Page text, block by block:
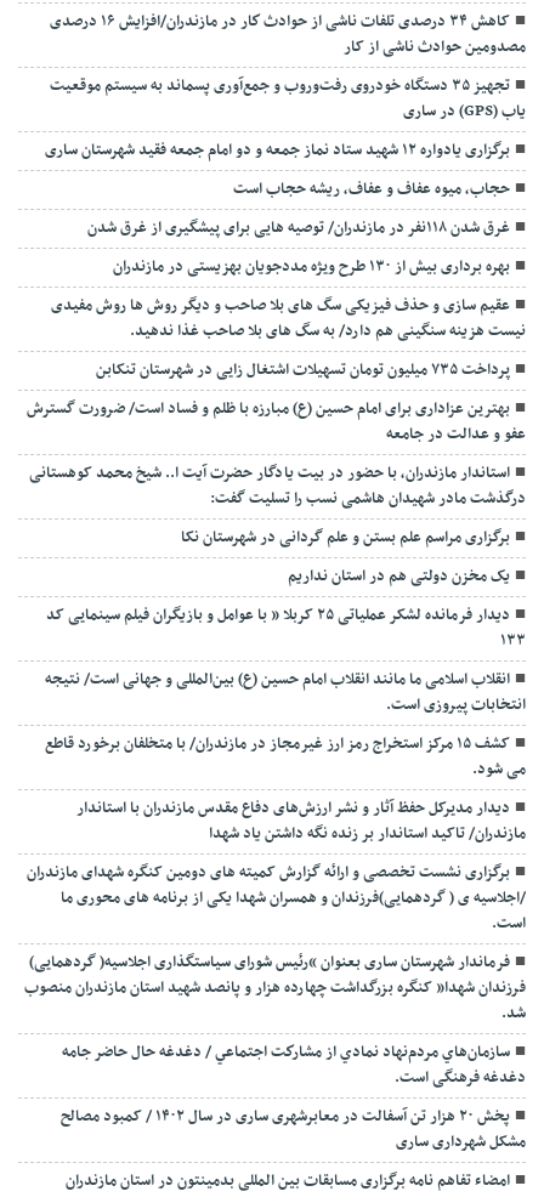
کاهش ۳۴ درصدی تلفات ناشی از حوادث كار در مازندران/افزایش ۱۶ درصدی
مصدومین حوادث ناشی از کار
تجهیز ۳۵ دستگاه خودروی رفت‌وروب و جمع‌آوری پسماند به سیستم موقعیت
یاب (GPS) در ساری
برگزاری یادواره ۱۲ شهید ستاد نماز جمعه و دو امام جمعه فقید شهرستان ساری
حجاب، میوه عفاف و عفاف، ریشه حجاب است
غرق شدن ۱۱۸نفر در مازندران/ توصيه هايی برای پيشگيری از غرق شدن
بهره برداری بیش از ۱۳۰ طرح ویژه مددجویان بهزیستی در مازندران
عقیم سازی و حذف فیزیکی سگ های بلا صاحب و دیگر روش ها روش مفیدی
نیست هزینه سنگینی هم دارد/ به سگ های بلا صاحب غذا ندهید.
پرداخت ۷۳۵ میلیون تومان تسهیلات اشتغال زایی در شهرستان تنکابن
بهترین عزاداری برای امام حسین (ع) مبارزه با ظلم و فساد است/ ضرورت گسترش
عفو و عدالت در جامعه
استاندار مازندران، با حضور در بیت یادگار حضرت آیت ا.. شیخ محمد کوهستانی
درگذشت مادر شهیدان هاشمی نسب را تسلیت گفت:
برگزاری مراسم علم بستن و علم گردانی در شهرستان نکا
یک مخزن دولتی هم در استان نداریم
دیدار فرمانده لشکر عملیاتی ۲۵ کربلا ” با عوامل و بازیگران فیلم سینمایی کد
۱۳۳
انقلاب اسلامی ما مانند انقلاب امام حسین (ع) بین‌المللی و جهانی است/ نتیجه
انتخابات پیروزی است.
کشف ۱۵ مرکز استخراج رمز ارز غیرمجاز در مازندران/ با متخلفان برخورد قاطع
می شود.
دیدار مدیرکل حفظ آثار و نشر ارزش‌های دفاع مقدس مازندران با استاندار
مازندران/ تاکید استاندار بر زنده نگه داشتن یاد شهدا
برگزاری نشست تخصصی و ارائه گزارش کمیته های دومین کنگره شهدای مازندران
/اجلاسیه ی ( گردهمایی)فرزندان و همسران شهدا یکی از برنامه های محوری ما
است.
فرماندار شهرستان ساری بعنوان “رئیس شورای سیاستگذاری اجلاسیه( گردهمایی)
فرزندان شهدا” کنگره بزرگداشت چهارده هزار و پانصد شهید استان مازندران منصوب
شد.
سازمان‌هاي مردم‌نهاد نمادي از مشاركت اجتماعي / دغدغه حال حاضر جامه
دغدغه فرهنگی است.
پخش ۲۰ هزار تن آسفالت در معابرشهری ساری در سال ۱۴۰۲ / کمبود مصالح
مشکل شهرداری ساری
امضاء تفاهم نامه برگزاری مسابقات بین المللی بدمینتون در استان مازندران